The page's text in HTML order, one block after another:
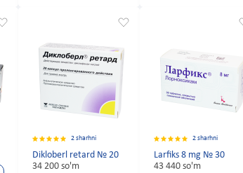
2 sharhni
Dikloberl retard № 20
34 200 so'm
2 sharhni
Larfiks 8 mg № 30
43 440 so'm